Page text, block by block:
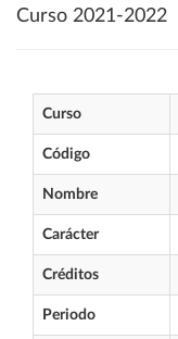
Curso 2021-2022
Curso
Código
Nombre
Carácter
Créditos
Periodo